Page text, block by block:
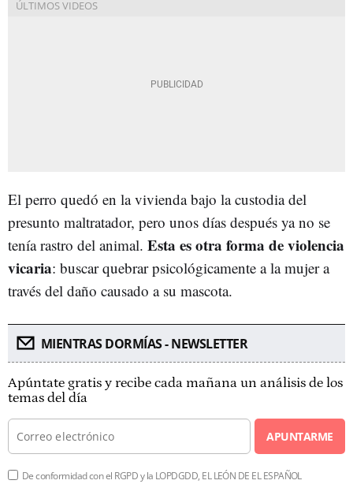
El perro quedó en la vivienda bajo la custodia del
presunto maltratador, pero unos días después ya no se
tenía rastro del animal. Esta es otra forma de violencia
vicaria: buscar quebrar psicológicamente a la mujer a
través del daño causado a su mascota.
MIENTRAS DORMÍAS - NEWSLETTER
Apúntate gratis y recibe cada mañana un análisis de los
temas del día
APUNTARME
De conformidad con el RGPD y la LOPDGDD, EL LEÓN DE EL ESPAÑOL